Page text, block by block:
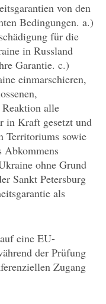
von den
Bedingungen. a.)
für die
in Russland
Garantie. c.)
einmarschieren,
alle
in Kraft gesetzt und
Territoriums sowie
Abkommens
ohne Grund
Sankt Petersburg
als
eine EU-
der Prüfung
Zugang